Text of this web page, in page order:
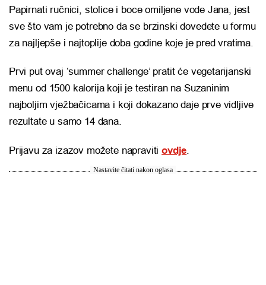
Papirnati ručnici, stolice i boce omiljene vode Jana, jest
sve što vam je potrebno da se brzinski dovedete u formu
za najljepše i najtoplije doba godine koje je pred vratima.
Prvi put ovaj ‘summer challenge’ pratit će vegetarijanski
menu od 1500 kalorija koji je testiran na Suzaninim
najboljim vježbačicama i koji dokazano daje prve vidljive
rezultate u samo 14 dana.
Prijavu za izazov možete napravitiovdje.
Nastavite čitati nakon oglasa